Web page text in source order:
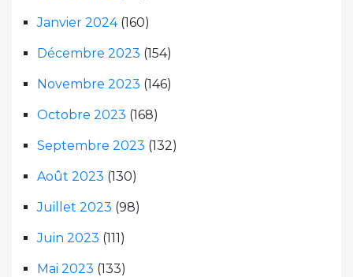
Janvier 2024(160)
Décembre 2023 (154)
Novembre 2023 (146)
Octobre 2023 (168)
Septembre 2023 (132)
Août 2023 (130)
Juillet 2023 (98)
Juin 2023 (111)
Mai 2023 (133)